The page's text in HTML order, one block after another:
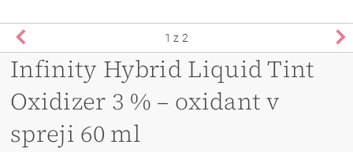
1 z 2
Infinity Hybrid Liquid Tint
Oxidizer 3 % – oxidant v
spreji 60 ml